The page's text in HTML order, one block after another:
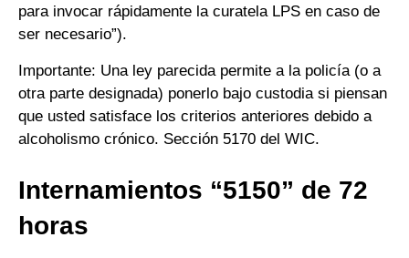
para invocar rápidamente la curatela LPS en caso de
ser necesario”).
Importante: Una ley parecida permite a la policía (o a
otra parte designada) ponerlo bajo custodia si piensan
que usted satisface los criterios anteriores debido a
alcoholismo crónico. Sección 5170 del WIC.
Internamientos “5150” de 72
horas